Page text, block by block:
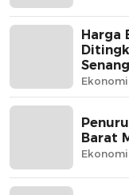
Harga
Ekonomi
Barat
Ekonomi